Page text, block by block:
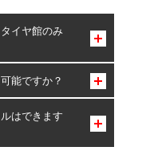
イヤ館のみ
ます。
能ですか？
。
限り、同時にご予約が
はできます